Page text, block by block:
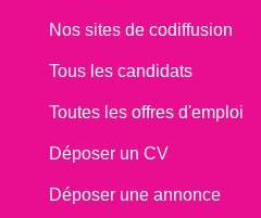
Nos sites de codiffusion
Tous les candidats
Toutes les offres d'emploi
Déposer un CV
Déposer une annonce